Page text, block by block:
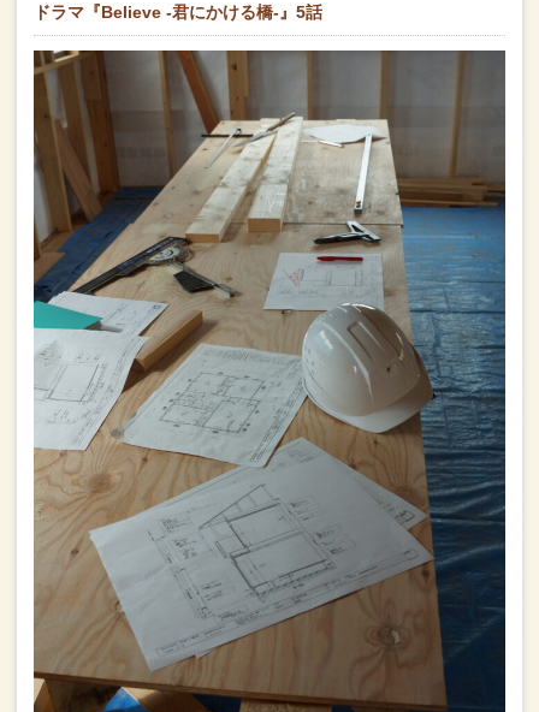
ドラマ『Believe -君にかける橋-』5話